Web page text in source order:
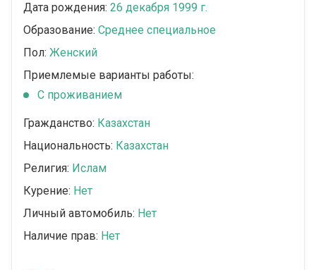
Дата рождения: 26 декабря 1999 г.
Образование: Среднее специальное
Пол: Женский
Приемлемые варианты работы:
C проживанием
Гражданство: Казахстан
Национальность: Казахстан
Религия: Ислам
Курение: Нет
Личный автомобиль: Нет
Наличие прав: Нет